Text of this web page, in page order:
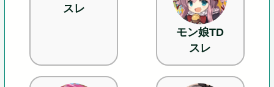
スレ
モン娘TD
スレ